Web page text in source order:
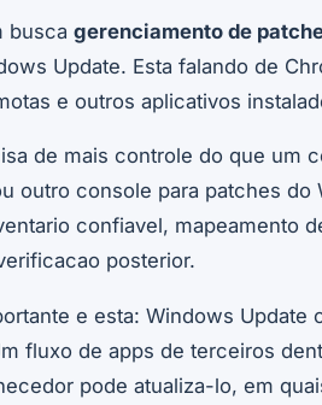
busca gerenciamento de
Update. Esta falando de
e outros aplicativos
de mais controle do que um
outro console para patches
confiavel, mapeamento
posterior.
e esta: Windows
fluxo de apps de terceiros
pode atualiza-lo, em